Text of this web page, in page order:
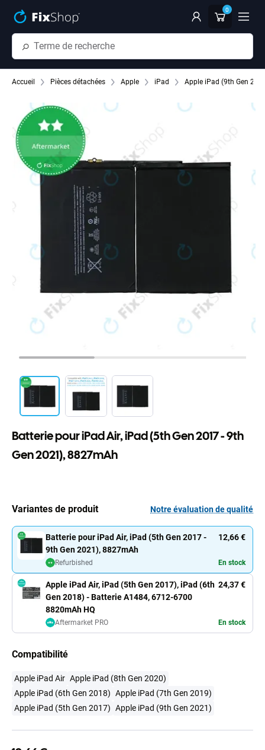
0
Accueil Pièces détachées Apple iPad Apple iPad (9th Gen
Batterie pour iPad Air, iPad (5th Gen 2017 - 9th
Gen 2021), 8827mAh
Variantes de produit Notre évaluation de qualité
Batterie pour iPad Air, iPad (5th Gen 2017 -
9th Gen 2021), 8827mAh
12,66 €
Refurbished En stock
Apple iPad Air, iPad (5th Gen 2017), iPad (6th
Gen 2018) - Batterie A1484, 6712-6700
8820mAh HQ
24,37 €
Aftermarket PRO En stock
Compatibilité
Apple iPad Air Apple iPad (8th Gen 2020)
Apple iPad (6th Gen 2018) Apple iPad (7th Gen 2019)
Apple iPad (5th Gen 2017) Apple iPad (9th Gen 2021)